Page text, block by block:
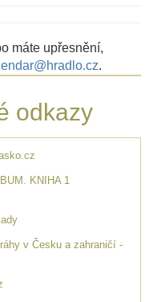
máte upřesnění,
.
odkazy
KNIHA 1
v Česku a zahraničí -